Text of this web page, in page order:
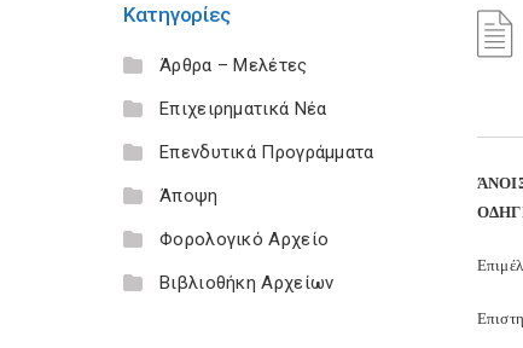
Κατηγορίες
Άρθρα – Μελέτες
Επιχειρηματικά Νέα
Επενδυτικά Προγράμματα
Άποψη
Φορολογικό Αρχείο
Βιβλιοθήκη Αρχείων